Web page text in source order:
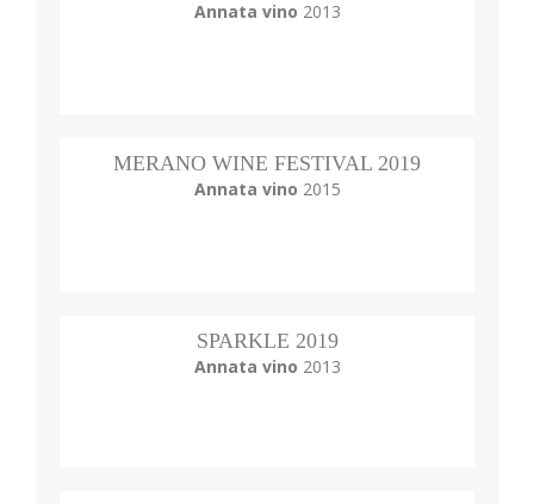
Annata vino 2013
MERANO WINE FESTIVAL 2019
Annata vino 2015
SPARKLE 2019
Annata vino 2013